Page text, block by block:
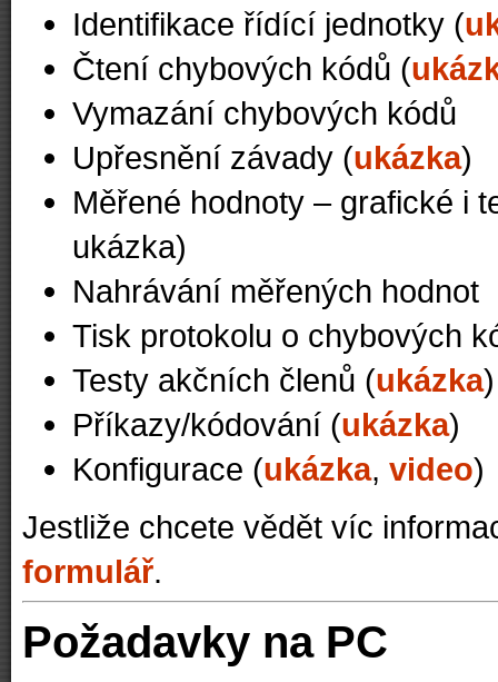
Identifikace řídící jednotky (
Čtení chybových kódů (
Vymazání chybových kódů
Upřesnění závady (ukázka)
Měřené hodnoty – grafické i
ukázka)
Nahrávání měřených hodnot
Tisk protokolu o chybových
Testy akčních členů (ukázka)
Příkazy/kódování (ukázka)
Konfigurace (ukázka, video)
Jestliže chcete vědět víc
formulář.
Požadavky na PC